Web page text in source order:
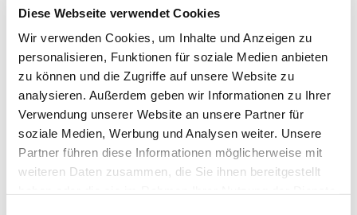
Diese Webseite verwendet Cookies
Wir verwenden Cookies, um Inhalte und Anzeigen zu
personalisieren, Funktionen für soziale Medien anbieten
zu können und die Zugriffe auf unsere Website zu
analysieren. Außerdem geben wir Informationen zu Ihrer
Verwendung unserer Website an unsere Partner für
soziale Medien, Werbung und Analysen weiter. Unsere
Partner führen diese Informationen möglicherweise mit
weiteren Daten zusammen, die Sie ihnen bereitgestellt
© Etienne GONTIER/Pixabay